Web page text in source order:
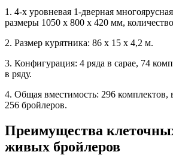
1. 4-х уровневая 1-дверная
размеры 1050 x 800 x 420 мм,
2. Размер курятника: 86 х 15 х 4,2 м.
3. Конфигурация: 4 ряда в сарае, 74
в ряду.
4. Общая вместимость: 296
256 бройлеров.
Преимущества
живых бройлеров